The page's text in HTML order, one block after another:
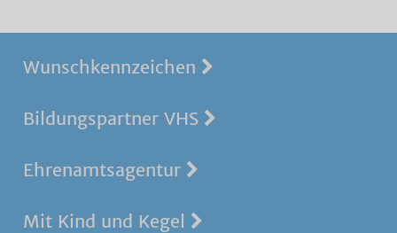
Wunschkennzeichen
Bildungspartner VHS
Ehrenamtsagentur
Mit Kind und Kegel